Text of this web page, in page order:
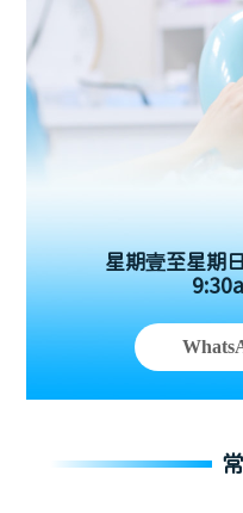
星期壹至星期